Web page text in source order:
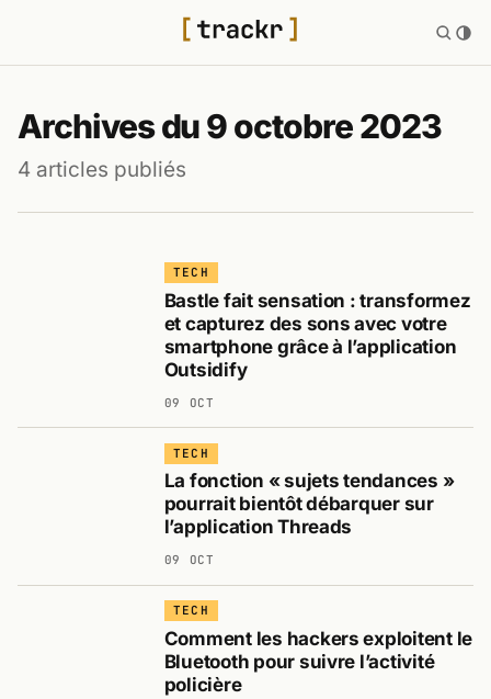
Archives du 9 octobre 2023
4 articles publiés
TECH
Bastle fait sensation : transformez
et capturez des sons avec votre
smartphone grâce à l’application
Outsidify
09 OCT
TECH
La fonction « sujets tendances »
pourrait bientôt débarquer sur
l’application Threads
09 OCT
TECH
Comment les hackers exploitent le
Bluetooth pour suivre l’activité
policière